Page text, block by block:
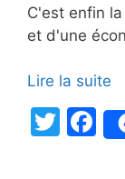
C'est enfin
et d'une
Lire la suite
T
F
a